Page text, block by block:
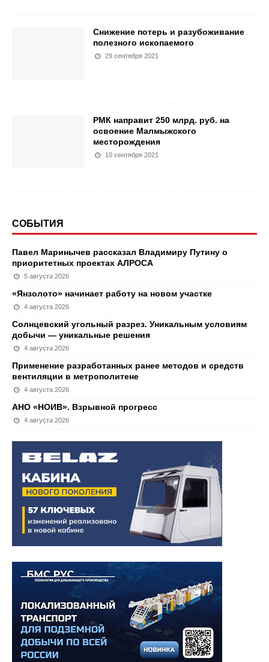
Снижение потерь и разубоживание
полезного ископаемого
29 сентября 2021
РМК направит 250 млрд. руб. на
освоение Малмыжского
месторождения
10 сентября 2021
СОБЫТИЯ
Павел Маринычев рассказал Владимиру Путину о
приоритетных проектах АЛРОСА
5 августа 2026
«Янзолото» начинает работу на новом участке
4 августа 2026
Солнцевский угольный разрез. Уникальным условиям
добычи — уникальные решения
4 августа 2026
Применение разработанных ранее методов и средств
вентиляции в метрополитене
4 августа 2026
АНО «НОИВ». Взрывной прогресс
4 августа 2026